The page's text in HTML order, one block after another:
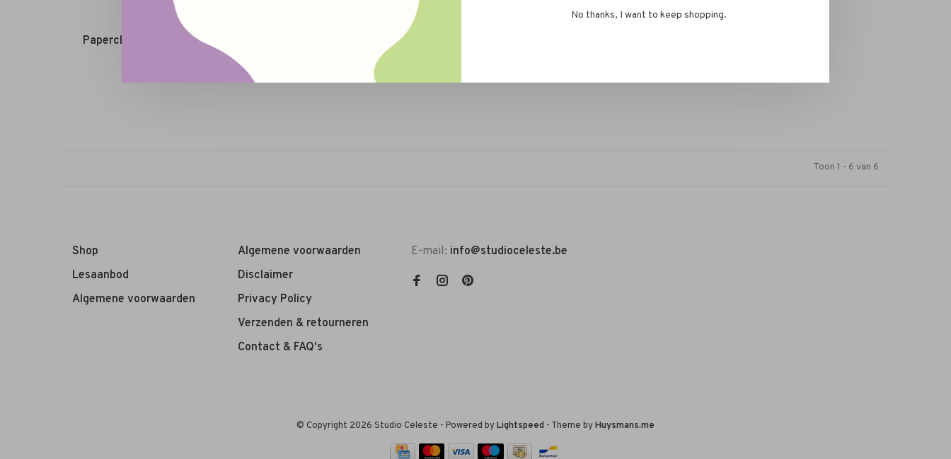
Paperclip - raindrop - ZILVER Papierklem: ZILVER
€0,50
Toon 1 - 6 van 6
Shop
Lesaanbod
Algemene voorwaarden
Algemene voorwaarden
Disclaimer
Privacy Policy
Verzenden & retourneren
Contact & FAQ's
E-mail: info@studioceleste.be
© Copyright 2026 Studio Celeste - Powered byLightspeed - Theme byHuysmans.me
No thanks, I want to keep shopping.